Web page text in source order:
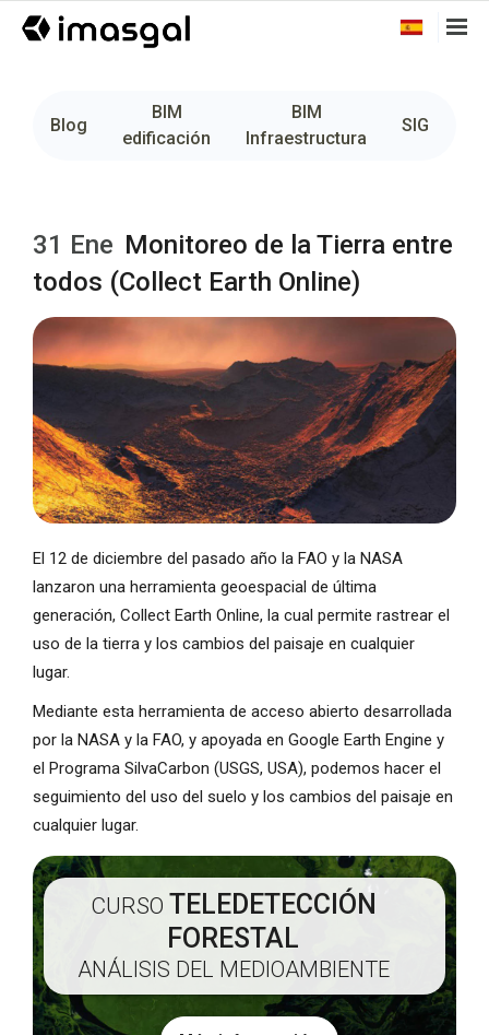
Blog
BIM
edificación
BIM
Infraestructura
SIG
31 Ene Monitoreo de la Tierra entre
todos (Collect Earth Online)
El 12 de diciembre del pasado año la FAO y la NASA
lanzaron una herramienta geoespacial de última
generación, Collect Earth Online, la cual permite rastrear el
uso de la tierra y los cambios del paisaje en cualquier
lugar.
Mediante esta herramienta de acceso abierto desarrollada
por la NASA y la FAO, y apoyada en Google Earth Engine y
el Programa SilvaCarbon (USGS, USA), podemos hacer el
seguimiento del uso del suelo y los cambios del paisaje en
cualquier lugar.
CURSO TELEDETECCIÓN
FORESTAL
ANÁLISIS DEL MEDIOAMBIENTE